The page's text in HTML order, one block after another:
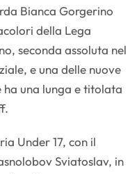
Bianca Gorgerino
della Lega
seconda assoluta nel
e una delle nuove
ha una lunga e titolata
Under 17, con il
Sviatoslav, in